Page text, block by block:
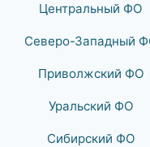
Центральный ФО
Северо-Западный
Приволжский ФО
Уральский ФО
Сибирский ФО